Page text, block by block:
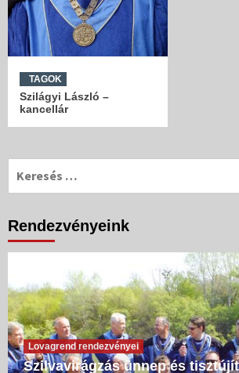
TAGOK
Szilágyi László –
kancellár
Keresés:
Rendezvényeink
Lovagrend rendezvényei
Szilvavirágzás ünnep és